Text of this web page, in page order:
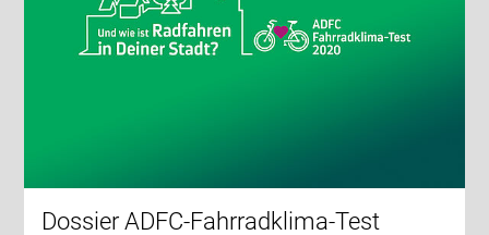
Dossier ADFC-Fahrradklima-Test